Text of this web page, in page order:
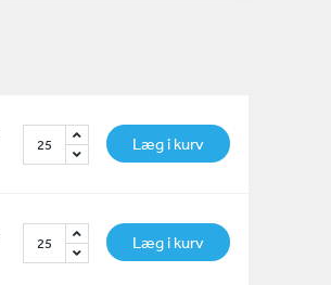
Læg i kurv
Læg i kurv